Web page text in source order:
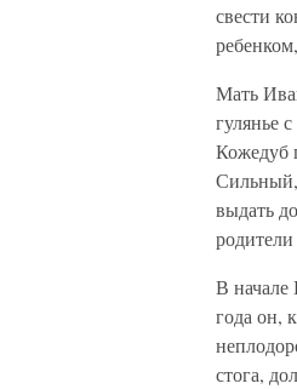
свести
Мать
гулянье
Кожедуб
Сильный,
выдать
В
года он,
стога,